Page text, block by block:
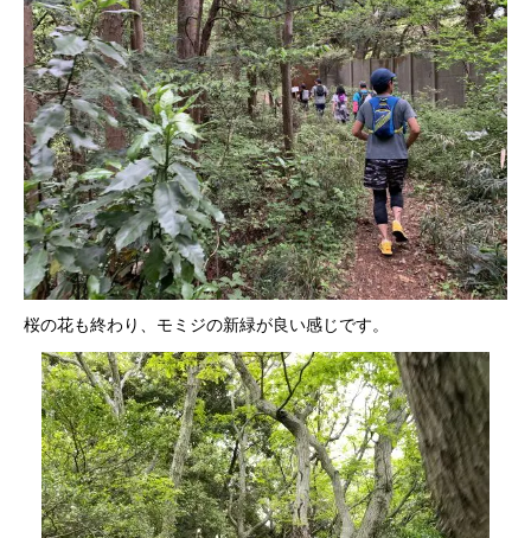
桜の花も終わり、モミジの新緑が良い感じです。